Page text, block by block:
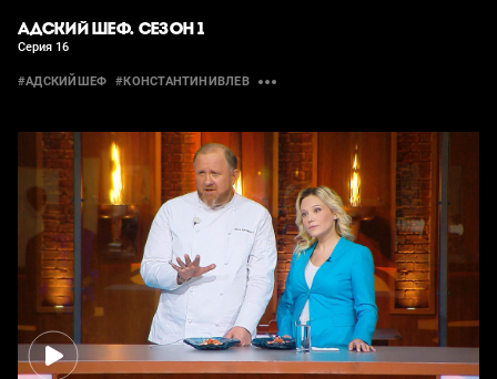
АДСКИЙ ШЕФ. СЕЗОН 1
Серия 16
#АДСКИЙШЕФ #КОНСТАНТИНИВЛЕВ